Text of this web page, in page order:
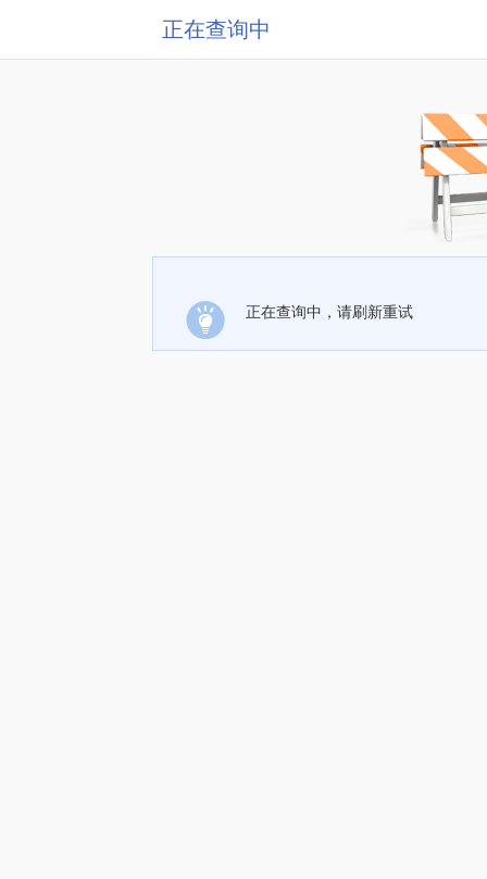
正在查询中
正在查询中，请刷新重试